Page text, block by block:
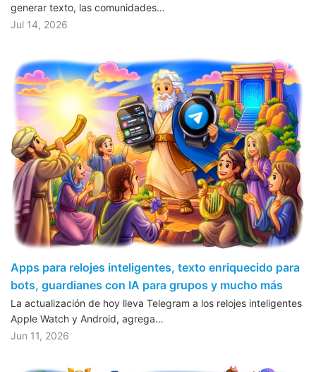
generar texto, las comunidades…
Jul 14, 2026
Apps para relojes inteligentes, texto enriquecido para
bots, guardianes con IA para grupos y mucho más
La actualización de hoy lleva Telegram a los relojes inteligentes
Apple Watch y Android, agrega…
Jun 11, 2026